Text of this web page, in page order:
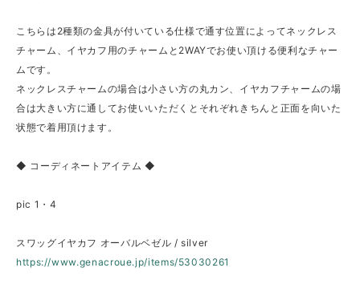
こちらは2種類の金具が付いている仕様で通す位置によってネックレス
チャーム、イヤカフ用のチャームと2WAYでお使い頂ける便利なチャー
ムです。
ネックレスチャームの場合は小さい方の丸カン、イヤカフチャームの場
合は大きい方に通してお使いいただくとそれぞれきちんと正面を向いた
状態で着用頂けます。
◆ コーディネートアイテム ◆
pic 1・4
スワッグイヤカフ オーバルベゼル / silver
https://www.genacroue.jp/items/53030261